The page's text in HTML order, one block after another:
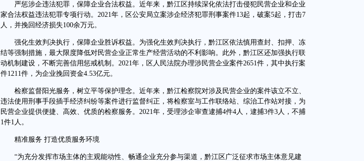
严惩涉企违法犯罪，保障企业合法权益。近年来，黔江区持续深化依法打击侵犯民营企业和企业
家合法权益违法犯罪专项行动。2021年，区公安局立案涉企经济犯罪刑事案件13起，破案5起，打击7
人，并挽回经济损失100余万元。
强化生效判决执行，保障企业胜诉权益。为强化生效判决执行，黔江区依法慎用查封、扣押、冻
结等强制措施，最大限度降低对民营企业正常生产经营活动的不利影响。此外，黔江区还加强执行联
动机制建设，不断完善信用惩戒机制。2021年，区人民法院办理涉民营企业案件2651件，其中执行案
件1211件，为企业挽回资金4.53亿元。
检察监督阳光服务，树立平等保护理念。近年来，黔江检察院对涉及民营企业的案件该立不立、
违法使用刑事手段插手经济纠纷等案件进行监督纠正，将检察室与工作联络站、综治工作站对接，为
民营企业提供便捷、高效、优质的检察服务。2021年，受理涉企审查逮捕4件4人，逮捕3件3人，不捕
1件1人。
精准服务 打造优质服务环境
“为充分发挥市场主体的主观能动性、畅通企业充分参与渠道，黔江区广泛征求市场主体意见建